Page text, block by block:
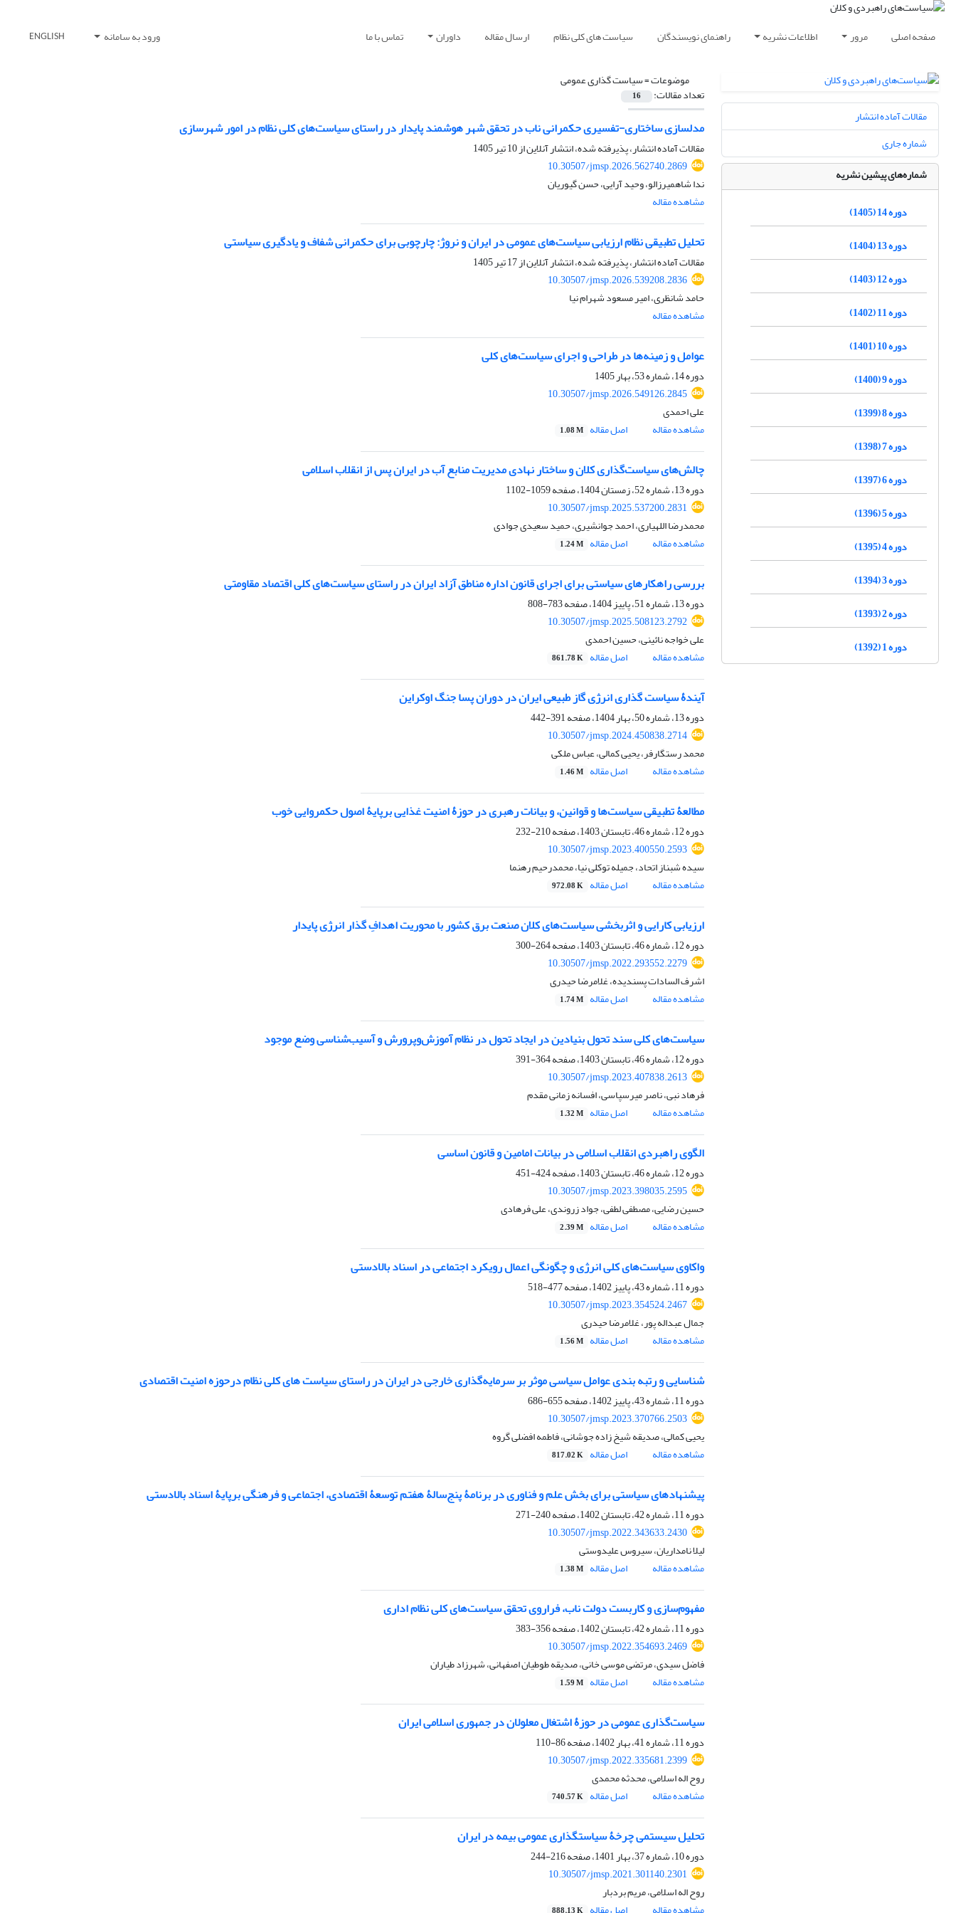
صفحه اصلی مرور اطلاعات نشریه راهنمای نویسندگان سیاست های کلی نظام ارسال مقاله داوران تماس با ما ورود به سامانه ENGLISH
موضوعات =سیاست گذاری عمومی
تعداد مقالات: 16
مدلسازی ساختاری-تفسیری حکمرانی ناب در تحقق شهر هوشمند پایدار در راستای سیاست‌های کلی نظام در امور شهرسازی
مقالات آماده انتشار، پذیرفته شده، انتشار آنلاین از10 تیر 1405
10.30507/jmsp.2026.562740.2869
ندا شاهمیرزالو، وحید آرایی، حسن گیوریان
مشاهده مقاله
تحلیل تطبیقی نظام ارزیابی سیاست‌های عمومی در ایران و نروژ: چارچوبی برای حکمرانی شفاف و یادگیری سیاستی
مقالات آماده انتشار، پذیرفته شده، انتشار آنلاین از17 تیر 1405
10.30507/jmsp.2026.539208.2836
حامد شانظری، امیر مسعود شهرام نیا
مشاهده مقاله
عوامل و زمینه‌ها در طراحی و اجرای سیاست‌های کلی
دوره 14، شماره 53، بهار 1405
10.30507/jmsp.2026.549126.2845
علی احمدی
مشاهده مقاله
اصل مقاله 1.08 M
چالش‌های سیاست‌گذاری کلان و ساختار نهادی مدیریت منابع آب در ایران پس از انقلاب اسلامی
دوره 13، شماره 52، زمستان 1404، صفحه
1059-1102
10.30507/jmsp.2025.537200.2831
محمدرضا اللهیاری، احمد جوانشیری، حمید سعیدی جوادی
مشاهده مقاله
اصل مقاله 1.24 M
بررسی راهکارهای سیاستی برای اجرای قانون اداره مناطق آزاد ایران در راستای سیاست‌های کلی اقتصاد مقاومتی
دوره 13، شماره 51، پاییز 1404، صفحه
783-808
10.30507/jmsp.2025.508123.2792
علی خواجه نائینی، حسین احمدی
مشاهده مقاله
اصل مقاله 861.78 K
آیندۀ سیاست گذاری انرژی گاز طبیعی ایران در دوران پسا جنگ اوکراین
دوره 13، شماره 50، بهار 1404، صفحه
391-442
10.30507/jmsp.2024.450838.2714
محمد رستگارفر، یحیی کمالی، عباس ملکی
مشاهده مقاله
اصل مقاله 1.46 M
مطالعۀ تطبیقی سیاست‌ها و قوانین، و بیانات رهبری در حوزۀ امنیت غذایی برپایۀ اصول حکمروایی خوب
دوره 12، شماره 46، تابستان 1403، صفحه
210-232
10.30507/jmsp.2023.400550.2593
سیده شبناز اتحاد، جمیله توکلی نیا، محمدرحیم رهنما
مشاهده مقاله
اصل مقاله 972.08 K
ارزیابی کارایی و اثربخشی سیاست‌های کلان صنعت برق کشور با محوریت اهدافِ گذار انرژی پایدار
دوره 12، شماره 46، تابستان 1403، صفحه
264-300
10.30507/jmsp.2022.293552.2279
اشرف السادات پسندیده، غلامرضا حیدری
مشاهده مقاله
اصل مقاله 1.74 M
سیاست‌های کلی سند تحول بنیادین در ایجاد تحول در نظام آموزش‌وپرورش و آسیب‌شناسی وضع موجود
دوره 12، شماره 46، تابستان 1403، صفحه
364-391
10.30507/jmsp.2023.407838.2613
فرهاد نبی، ناصر میرسپاسی، افسانه زمانی مقدم
مشاهده مقاله
اصل مقاله 1.32 M
الگوی راهبردی انقلاب اسلامی در بیانات امامین و قانون اساسی
دوره 12، شماره 46، تابستان 1403، صفحه
424-451
10.30507/jmsp.2023.398035.2595
حسین رضایی، مصطفی لطفی، جواد زروندی، علی فرهادی
مشاهده مقاله
اصل مقاله 2.39 M
واکاوی سیاست‌های کلی انرژی و چگونگی اعمال رویکرد اجتماعی در اسناد بالادستی
دوره 11، شماره 43، پاییز 1402، صفحه
477-518
10.30507/jmsp.2023.354524.2467
جمال عبداله پور، غلامرضا حیدری
مشاهده مقاله
اصل مقاله 1.56 M
شناسایی و رتبه بندی عوامل سیاسی موثر بر سرمایه‌گذاری خارجی در ایران در راستای سیاست های کلی نظام درحوزه امنیت اقتصادی
دوره 11، شماره 43، پاییز 1402، صفحه
655-686
10.30507/jmsp.2023.370766.2503
یحیی کمالی، صدیقه شیخ زاده جوشانی، فاطمه افضلی گروه
مشاهده مقاله
اصل مقاله 817.02 K
پیشنهادهای سیاستی برای بخش علم و فناوری در برنامۀ پنج‌سالۀ هفتم توسعۀ اقتصادی، اجتماعی و فرهنگی برپایۀ اسناد بالادستی
دوره 11، شماره 42، تابستان 1402، صفحه
240-271
10.30507/jmsp.2022.343633.2430
لیلا نامداریان، سیروس علیدوستی
مشاهده مقاله
اصل مقاله 1.38 M
مفهوم‌سازی و کاربست دولت ناب، فراروی تحقق سیاست‌های کلی نظام اداری
دوره 11، شماره 42، تابستان 1402، صفحه
356-383
10.30507/jmsp.2022.354693.2469
فاضل سیدی، مرتضی موسی خانی، صدیقه طوطیان اصفهانی، شهرزاد طیاران
مشاهده مقاله
اصل مقاله 1.59 M
سیاست‌گذاری عمومی در حوزۀ اشتغال معلولان در جمهوری اسلامی ایران
دوره 11، شماره 41، بهار 1402، صفحه
86-110
10.30507/jmsp.2022.335681.2399
روح اله اسلامی، محدثه محمدی
مشاهده مقاله
اصل مقاله 740.57 K
تحلیل سیستمی چرخۀ سیاست‏گذاری عمومی بیمه در ایران
دوره 10، شماره 37، بهار 1401، صفحه
216-244
10.30507/jmsp.2021.301140.2301
روح اله اسلامی، مریم بردبار
مقالات آماده انتشار
شماره جاری
شماره‌های پیشین نشریه
دوره 14 (1405)
دوره 13 (1404)
دوره 12 (1403)
دوره 11 (1402)
دوره 10 (1401)
دوره 9 (1400)
دوره 8 (1399)
دوره 7 (1398)
دوره 6 (1397)
دوره 5 (1396)
دوره 4 (1395)
دوره 3 (1394)
دوره 2 (1393)
دوره 1 (1392)